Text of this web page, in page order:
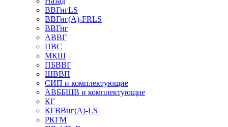
ВВГнгLS
ВВГнг(А)-FRLS
ВВГнг
АВВГ
ПВС
МКШ
ПБВВГ
ШВВП
СИП и комплектующие
АВББШВ и комплектующие
КГ
КГВВнг(А)-LS
РКГМ